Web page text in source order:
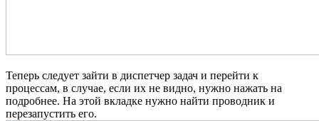
Теперь следует зайти в диспетчер задач и перейти к
процессам, в случае, если их не видно, нужно нажать на
подробнее. На этой вкладке нужно найти проводник и
перезапустить его.